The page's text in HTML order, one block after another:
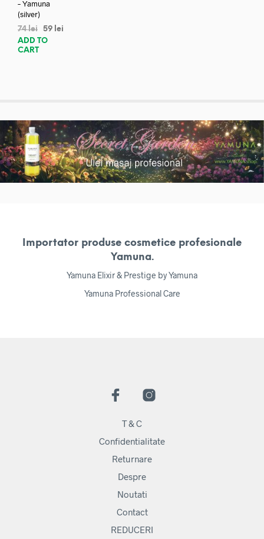
– Yamuna
(silver)
74lei 59 lei
ADD TO
CART
Importator produse cosmetice profesionale
Yamuna.
Yamuna Elixir & Prestige by Yamuna
Yamuna Professional Care
T & C
Confidentialitate
Returnare
Despre
Noutati
Contact
REDUCERI